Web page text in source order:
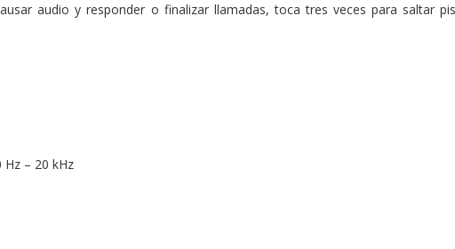
audio y responder o finalizar llamadas, toca tres veces para saltar
Hz – 20 kHz